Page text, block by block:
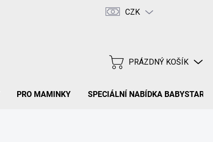
CZK
NÁKUPNÍ
PRÁZDNÝ KOŠÍK
PRO MAMINKY SPECIÁLNÍ NABÍDKA BABYSTAR